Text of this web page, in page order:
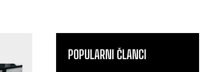
POPULARNI ČLANCI